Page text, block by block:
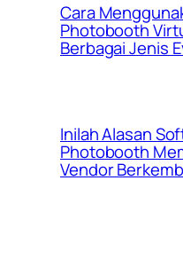
Cara
Photobooth
Berbagai Jenis
Inilah Alasan
Photobooth
Vendor